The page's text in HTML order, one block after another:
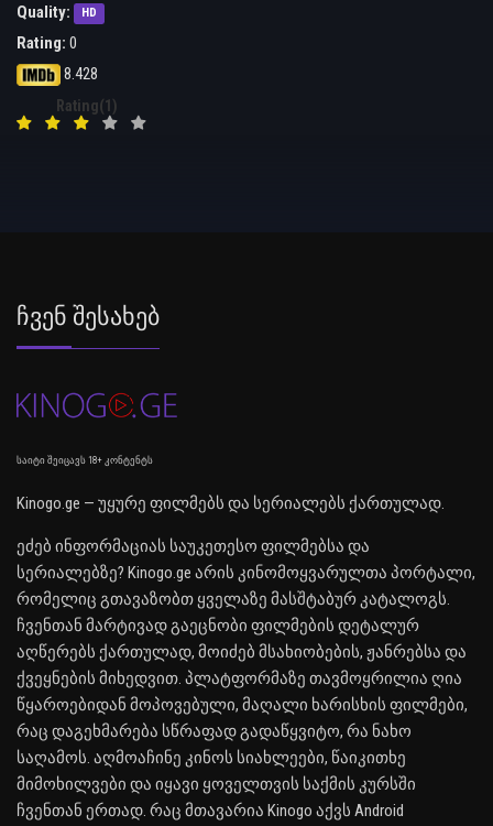
Quality:
HD
Rating: 0
8.428
Rating(1)
Ჩვენ Შესახებ
საიტი შეიცავს 18+ კონტენტს
Kinogo.ge — უყურე ფილმებს და სერიალებს ქართულად.
ეძებ ინფორმაციას საუკეთესო ფილმებსა და
სერიალებზე? Kinogo.ge არის კინომოყვარულთა პორტალი,
რომელიც გთავაზობთ ყველაზე მასშტაბურ კატალოგს.
ჩვენთან მარტივად გაეცნობი ფილმების დეტალურ
აღწერებს ქართულად, მოიძებ მსახიობების, ჟანრებსა და
ქვეყნების მიხედვით. პლატფორმაზე თავმოყრილია ღია
წყაროებიდან მოპოვებული, მაღალი ხარისხის ფილმები,
რაც დაგეხმარება სწრაფად გადაწყვიტო, რა ნახო
საღამოს. აღმოაჩინე კინოს სიახლეები, წაიკითხე
მიმოხილვები და იყავი ყოველთვის საქმის კურსში
ჩვენთან ერთად. რაც მთავარია Kinogo აქვს Android